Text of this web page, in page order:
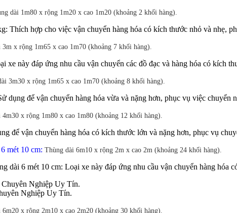
dài 1m80 x rộng 1m20 x cao 1m20 (khoảng 2 khối hàng).
Thích hợp cho việc vận chuyển hàng hóa có kích thước nhỏ và nhẹ,
3m x rộng 1m65 x cao 1m70 (khoảng 7 khối hàng).
xe này đáp ứng nhu cầu vận chuyển các đồ đạc và hàng hóa có kích
3m30 x rộng 1m65 x cao 1m70 (khoảng 8 khối hàng).
dụng để vận chuyển hàng hóa vừa và nặng hơn, phục vụ việc chuyển
4m30 x rộng 1m80 x cao 1m80 (khoảng 12 khối hàng).
để vận chuyển hàng hóa có kích thước lớn và nặng hơn, phục vụ
mét 10 cm: Thùng dài 6m10 x rộng 2m x cao 2m (khoảng 24 khối hàng).
dài 6 mét 10 cm: Loại xe này đáp ứng nhu cầu vận chuyển hàng hóa
Nghiệp Uy Tín.
6m20 x rộng 2m10 x cao 2m20 (khoảng 30 khối hàng).